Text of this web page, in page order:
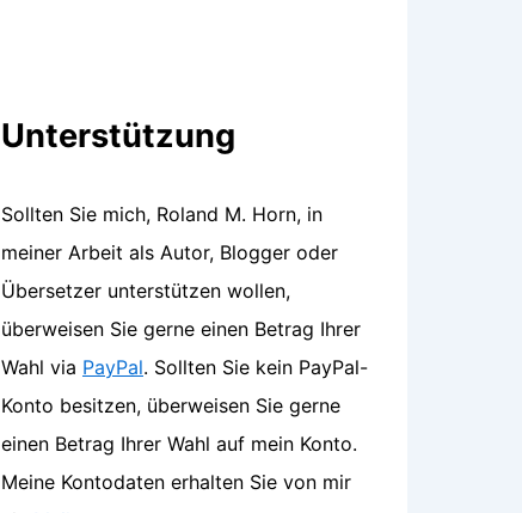
Unterstützung
Sollten Sie mich, Roland M. Horn, in
meiner Arbeit als Autor, Blogger oder
Übersetzer unterstützen wollen,
überweisen Sie gerne einen Betrag Ihrer
Wahl via PayPal. Sollten Sie kein PayPal-
Konto besitzen, überweisen Sie gerne
einen Betrag Ihrer Wahl auf mein Konto.
Meine Kontodaten erhalten Sie von mir